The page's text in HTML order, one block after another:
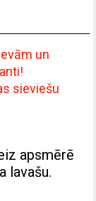
un
sieviešu
apsmērē
lavašu.